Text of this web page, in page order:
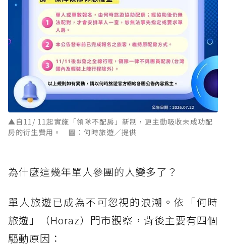
▲自11/ 11起實施「領隊不配房」新制，更主動吸收未成功配
房的衍生費用。 圖：何時旅遊／提供
為什麼這幾年單人參團的人變多了？
單人旅遊已成為不可忽視的浪潮。依「何時
旅遊」（Horaz）門市觀察，背後主要有四個
驅動原因：